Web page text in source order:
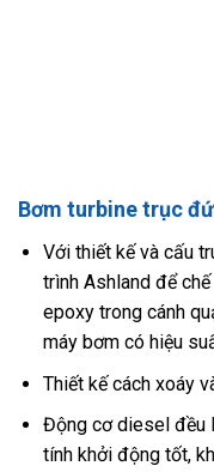
Bơm turbine trục
Với thiết kế và cấu
trình Ashland để
epoxy trong cánh
máy bơm có hiệu
Thiết kế cách xoáy
Động cơ diesel đều
tính khởi động tốt,